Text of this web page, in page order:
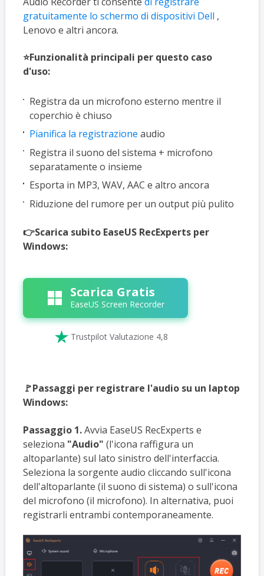
gratuitamente lo schermo di dispositivi Dell ,
Lenovo e altri ancora.
⭐Funzionalità principali per questo caso
d'uso:
Registra da un microfono esterno mentre il
coperchio è chiuso
Pianifica la registrazione audio
Registra il suono del sistema + microfono
separatamente o insieme
Esporta in MP3, WAV, AAC e altro ancora
Riduzione del rumore per un output più pulito
👉Scarica subito EaseUS RecExperts per
Windows:
Scarica Gratis
EaseUS Screen Recorder
 Trustpilot Valutazione 4,8
🚩Passaggi per registrare l'audio su un laptop
Windows:
Passaggio 1.Avvia EaseUS RecExperts e
seleziona "Audio" (l'icona raffigura un
altoparlante) sul lato sinistro dell'interfaccia.
Seleziona la sorgente audio cliccando sull'icona
dell'altoparlante (il suono di sistema) o sull'icona
del microfono (il microfono). In alternativa, puoi
registrarli entrambi contemporaneamente.